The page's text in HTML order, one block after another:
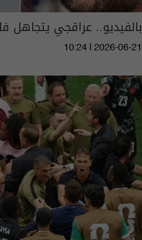
بالفيديو.. عراقجي يتجاهل
10:24 | 2026-06-21